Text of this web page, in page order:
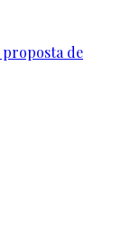
proposta de